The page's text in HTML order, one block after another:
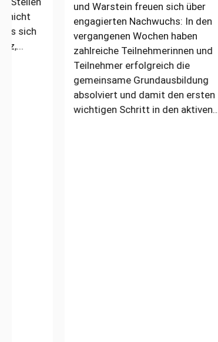
und Warstein freuen sich über
engagierten Nachwuchs: In den
vergangenen Wochen haben
zahlreiche Teilnehmerinnen und
Teilnehmer erfolgreich die
gemeinsame Grundausbildung
absolviert und damit den ersten
wichtigen Schritt in den aktiven...